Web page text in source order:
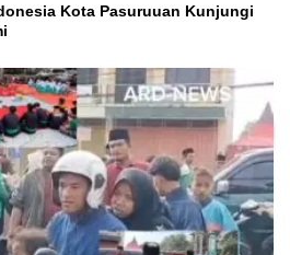
Kota Pasuruuan Kunjungi